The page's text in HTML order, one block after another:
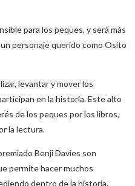
para los peques, y será más
personaje querido como Osito
levantar y mover los
en la historia. Este alto
de los peques por los libros,
la lectura.
Benji Davies son
permite hacer muchos
dentro de la historia.